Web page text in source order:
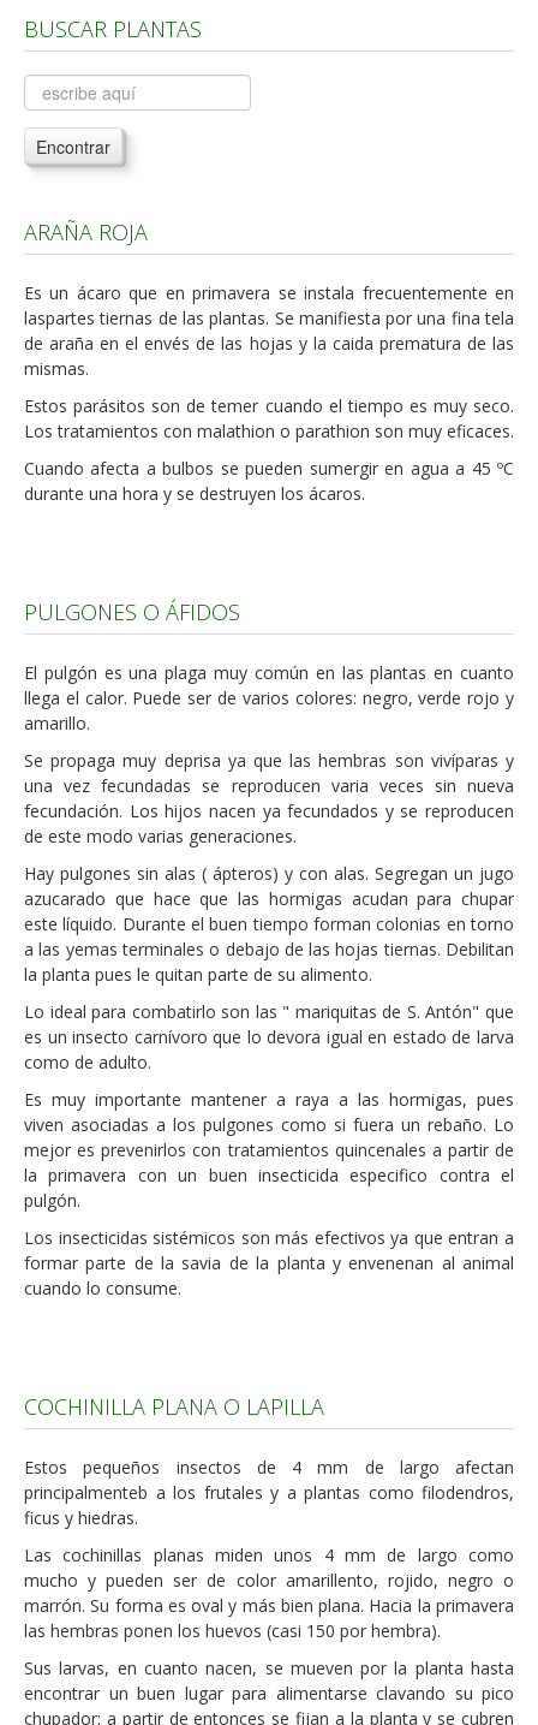
Árboles, Cicas y Palmeras de la G a la Z
Plantas Anuales y Perennes
Plantas Bulbosas y Acuáticas
Plantas de Interior
Plantas Aromáticas y de Huerto
Plantas Carnívoras y Orquídeas
Consejos
Hemisferio Norte
Hemisferio Sur
Animales
Fotos
Flores y Plantas
Árboles y Palmeras
Cactus y Suculentas
BUSCAR PLANTAS
Encontrar
ARAÑA ROJA
Es un ácaro que en primavera se instala frecuentemente en
laspartes tiernas de las plantas. Se manifiesta por una fina tela
de araña en el envés de las hojas y la caida prematura de las
mismas.
Estos parásitos son de temer cuando el tiempo es muy seco.
Los tratamientos con malathion o parathion son muy eficaces.
Cuando afecta a bulbos se pueden sumergir en agua a 45 ºC
durante una hora y se destruyen los ácaros.
PULGONES O ÁFIDOS
El pulgón es una plaga muy común en las plantas en cuanto
llega el calor. Puede ser de varios colores: negro, verde rojo y
amarillo.
Se propaga muy deprisa ya que las hembras son vivíparas y
una vez fecundadas se reproducen varia veces sin nueva
fecundación. Los hijos nacen ya fecundados y se reproducen
de este modo varias generaciones.
Hay pulgones sin alas ( ápteros) y con alas. Segregan un jugo
azucarado que hace que las hormigas acudan para chupar
este líquido. Durante el buen tiempo forman colonias en torno
a las yemas terminales o debajo de las hojas tiernas. Debilitan
la planta pues le quitan parte de su alimento.
Lo ideal para combatirlo son las " mariquitas de S. Antón" que
es un insecto carnívoro que lo devora igual en estado de larva
como de adulto.
Es muy importante mantener a raya a las hormigas, pues
viven asociadas a los pulgones como si fuera un rebaño. Lo
mejor es prevenirlos con tratamientos quincenales a partir de
la primavera con un buen insecticida especifico contra el
pulgón.
Los insecticidas sistémicos son más efectivos ya que entran a
formar parte de la savia de la planta y envenenan al animal
cuando lo consume.
COCHINILLA PLANA O LAPILLA
Estos pequeños insectos de 4 mm de largo afectan
principalmenteb a los frutales y a plantas como filodendros,
ficus y hiedras.
Las cochinillas planas miden unos 4 mm de largo como
mucho y pueden ser de color amarillento, rojido, negro o
marrón. Su forma es oval y más bien plana. Hacia la primavera
las hembras ponen los huevos (casi 150 por hembra).
Sus larvas, en cuanto nacen, se mueven por la planta hasta
encontrar un buen lugar para alimentarse clavando su pico
chupador; a partir de entonces se fijan a la planta y se cubren